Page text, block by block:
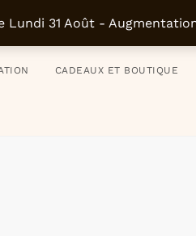
Lundi 31 Août -
se former et faire
CADEAUX ET BOUTIQUE